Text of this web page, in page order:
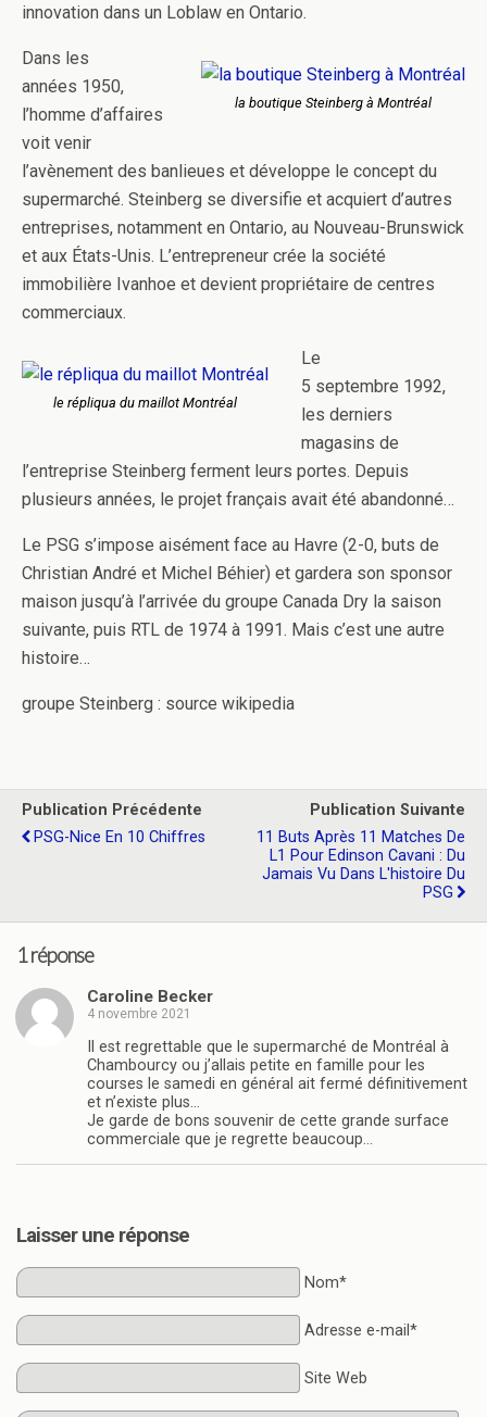
innovation dans un Loblaw en Ontario.
la boutique Steinberg à Montréal
Dans les
années 1950,
l’homme d’affaires
voit venir
l’avènement des banlieues et développe le concept du
supermarché. Steinberg se diversifie et acquiert d’autres
entreprises, notamment en Ontario, au Nouveau-Brunswick
et aux États-Unis. L’entrepreneur crée la société
immobilière Ivanhoe et devient propriétaire de centres
commerciaux.
le répliqua du maillot Montréal
Le
5 septembre 1992,
les derniers
magasins de
l’entreprise Steinberg ferment leurs portes. Depuis
plusieurs années, le projet français avait été abandonné…
Le PSG s’impose aisément face au Havre (2-0, buts de
Christian André et Michel Béhier) et gardera son sponsor
maison jusqu’à l’arrivée du groupe Canada Dry la saison
suivante, puis RTL de 1974 à 1991. Mais c’est une autre
histoire…
groupe Steinberg : source wikipedia
Publication Précédente
PSG-Nice En 10 Chiffres
Publication Suivante
11 Buts Après 11 Matches De
L1 Pour Edinson Cavani : Du
Jamais Vu Dans L'histoire Du
PSG
1 réponse
Caroline Becker
4 novembre 2021
Il est regrettable que le supermarché de Montréal à
Chambourcy ou j’allais petite en famille pour les
courses le samedi en général ait fermé définitivement
et n’existe plus…
Je garde de bons souvenir de cette grande surface
commerciale que je regrette beaucoup…
Laisser une réponse
Nom*
Adresse e-mail*
Site Web